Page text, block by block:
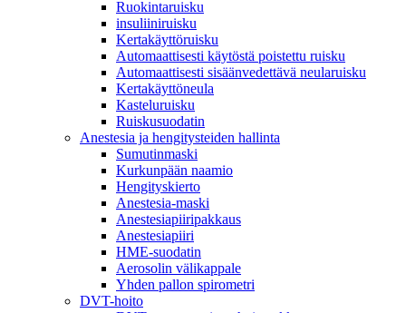
Ruokintaruisku
insuliiniruisku
Kertakäyttöruisku
Automaattisesti käytöstä poistettu ruisku
Automaattisesti sisäänvedettävä neularuisku
Kertakäyttöneula
Kasteluruisku
Ruiskusuodatin
Anestesia ja hengitysteiden hallinta
Sumutinmaski
Kurkunpään naamio
Hengityskierto
Anestesia-maski
Anestesiapiiripakkaus
Anestesiapiiri
HME-suodatin
Aerosolin välikappale
Yhden pallon spirometri
DVT-hoito